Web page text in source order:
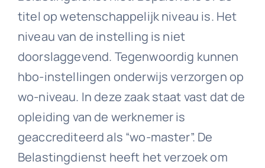
titel op wetenschappelijk niveau is. Het
niveau van de instelling is niet
doorslaggevend. Tegenwoordig kunnen
hbo-instellingen onderwijs verzorgen op
wo-niveau. In deze zaak staat vast dat de
opleiding van de werknemer is
geaccrediteerd als “wo-master”. De
Belastingdienst heeft het verzoek om